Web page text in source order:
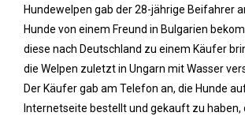
Hundewelpen gab der 28-jährige Beifahrer
Hunde von einem Freund in Bulgarien
diese nach Deutschland zu einem Käufer
die Welpen zuletzt in Ungarn mit Wasser
Der Käufer gab am Telefon an, die Hunde
Internetseite bestellt und gekauft zu haben,